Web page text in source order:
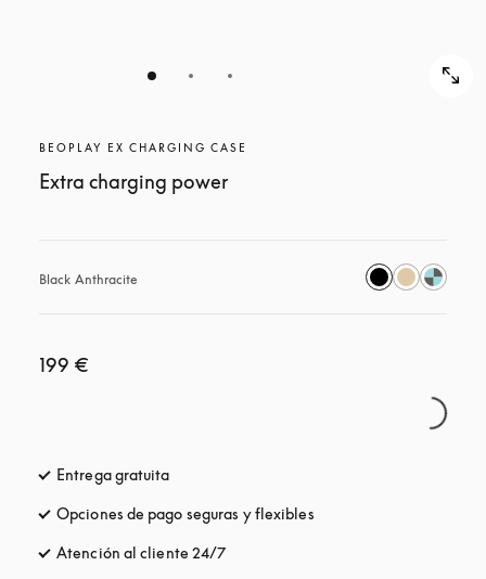
BEOPLAY EX CHARGING CASE
Extra charging power
Black Anthracite
199 €
Entrega gratuita
Opciones de pago seguras y flexibles
Atención al cliente 24/7